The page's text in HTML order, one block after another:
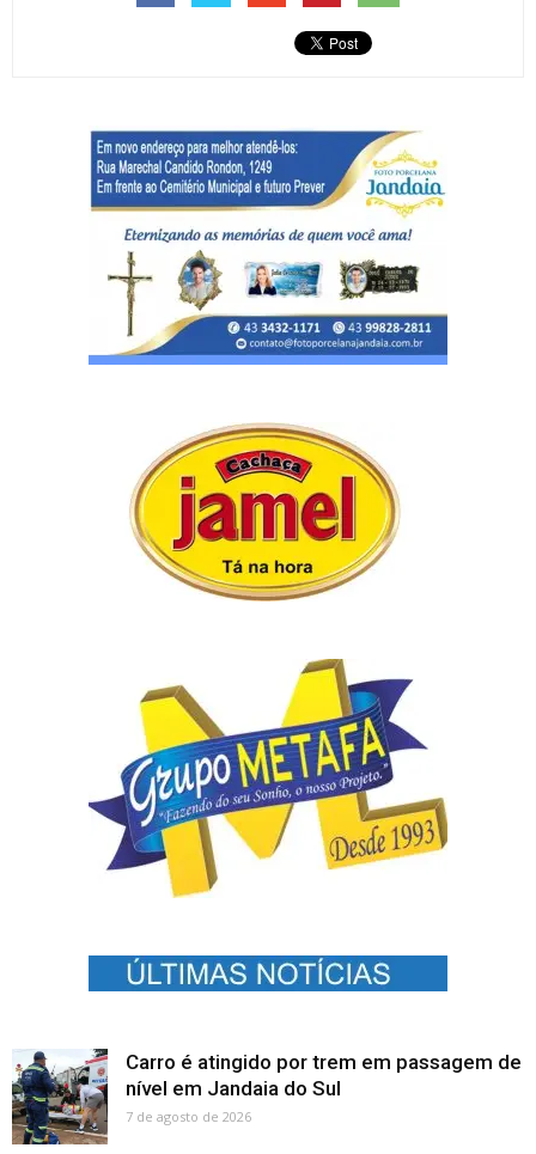
Carro é atingido por trem em passagem de
nível em Jandaia do Sul
7 de agosto de 2026